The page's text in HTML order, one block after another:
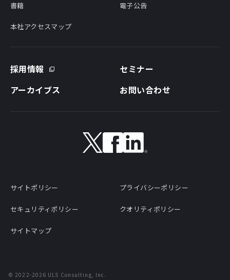
書籍 電子公告
本社アクセスマップ
採用情報
セミナー
アーカイブス
お問い合わせ
サイトポリシー プライバシーポリシー
セキュリティポリシー クオリティポリシー
サイトマップ
©2022-2026 ULS Consulting, Inc.